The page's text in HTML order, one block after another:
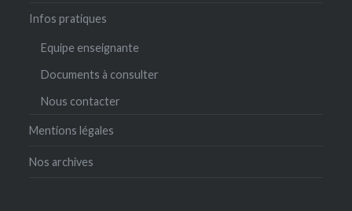
Infos pratiques
Equipe enseignante
Documents à consulter
Nous contacter
Mentions légales
Nos archives